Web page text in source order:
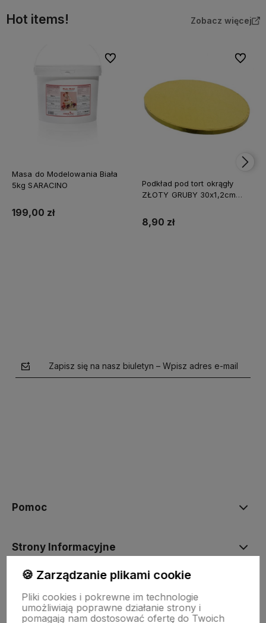
Hot items! Zobacz więcej
Masa do Modelowania Biała
5kg SARACINO
199,00 zł
Do ulubionych
Podkład pod tort okrągły
ZŁOTY GRUBY 30x1,2cm
8,90 zł
Do
Zapisz się na nasz biuletyn – Wpisz adres e-mail
Pomoc
Strony Informacyjne
🍪 Zarządzanie plikami cookie
Pliki cookies i pokrewne im technologie
umożliwiają poprawne działanie strony i
pomagają nam dostosować ofertę do Twoich